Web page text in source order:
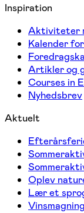
Inspiration
Aktiviteter
Kalender
Artikler og
Courses in
Nyhedsbrev
Aktuelt
Oplev
Lær et